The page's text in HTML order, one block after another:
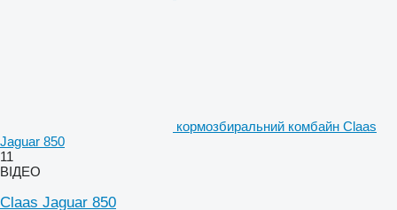
кормозбиральний комбайн Claas
Jaguar 850
11
ВІДЕО
Claas Jaguar 850